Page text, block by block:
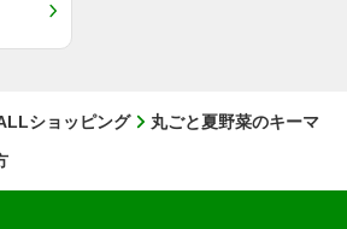
ショッピング
丸ごと夏野菜のキーマ